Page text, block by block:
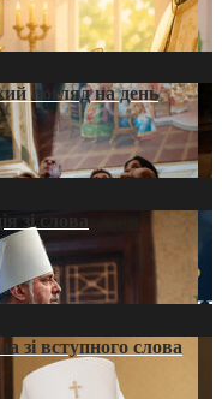
погляд на день
зі слова
зі вступного слова